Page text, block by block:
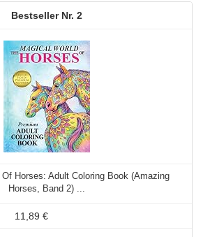
2
Horses: Adult Coloring Book (Amazing
Horses, Band 2) ...
11,89 €